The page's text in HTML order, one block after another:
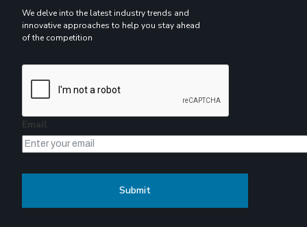
We delve into the latest industry trends and
innovative approaches to help you stay ahead
of the competition
Email